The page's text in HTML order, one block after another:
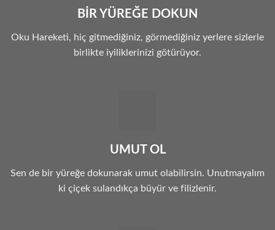
BİR YÜREĞE DOKUN
Oku Hareketi, hiç gitmediğiniz, görmediğiniz yerlere sizlerle
birlikte iyiliklerinizi götürüyor.
UMUT OL
Sen de bir yüreğe dokunarak umut olabilirsin. Unutmayalım
ki çiçek sulandıkça büyür ve filizlenir.